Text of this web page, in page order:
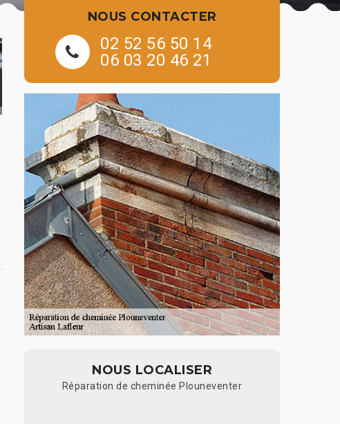
NOUS CONTACTER
02 52 56 50 14
06 03 20 46 21
NOUS LOCALISER
Réparation de cheminée Plouneventer